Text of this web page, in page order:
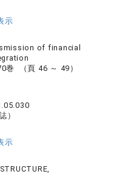
示
of financial
（頁 46 ～ 49）
）
示